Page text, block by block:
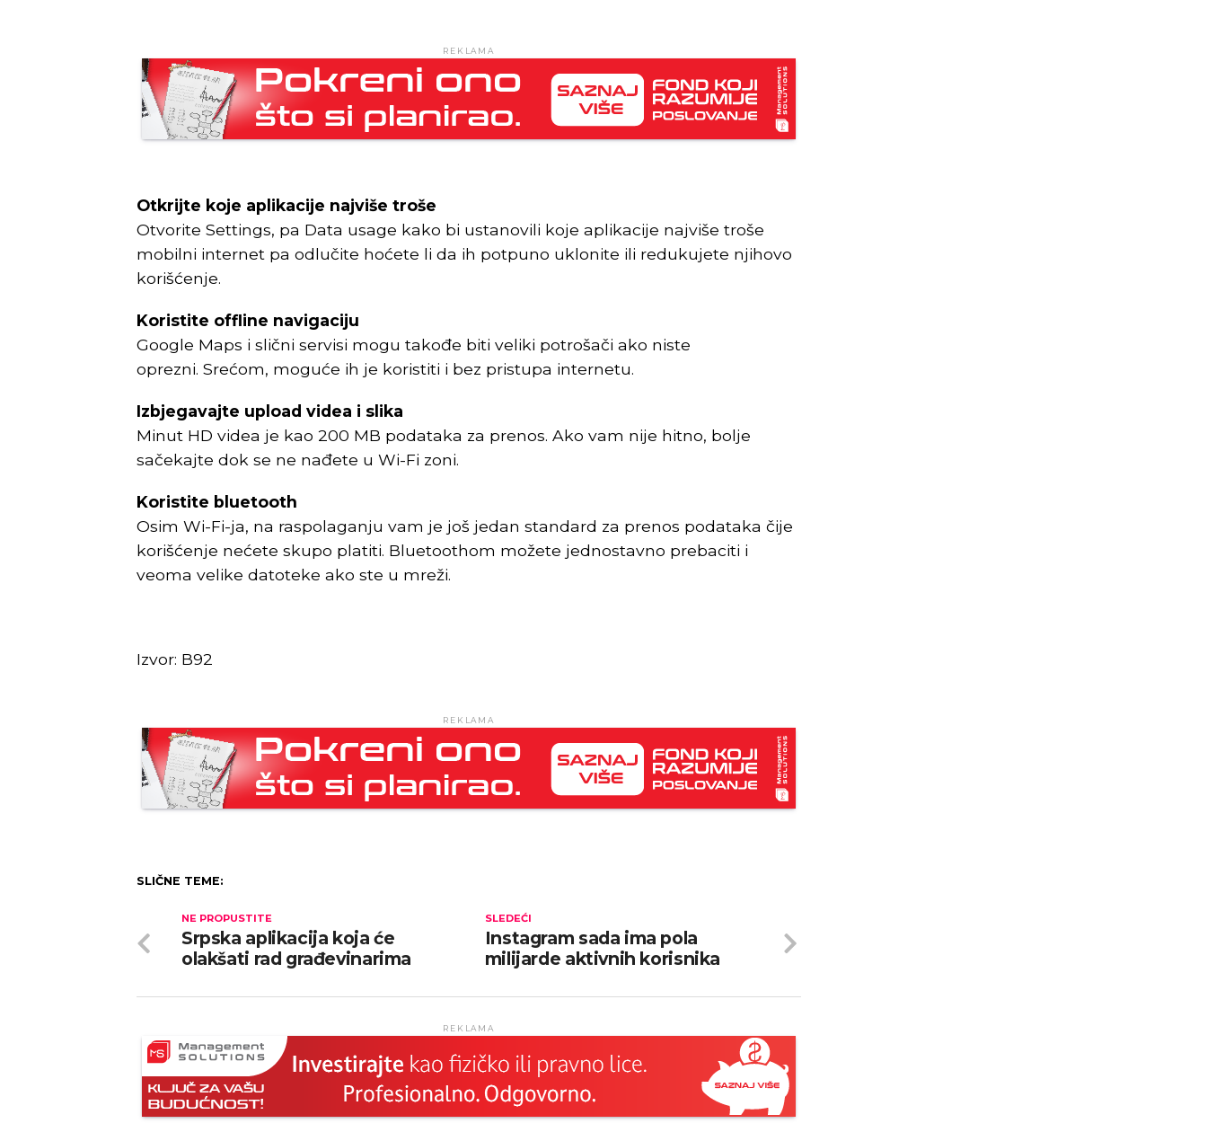
REKLAMA
Otkrijte koje aplikacije najviše troše
Otvorite Settings, pa Data usage kako bi ustanovili koje aplikacije najviše troše
mobilni internet pa odlučite hoćete li da ih potpuno uklonite ili redukujete njihovo
korišćenje.
Koristite offline navigaciju
Google Maps i slični servisi mogu takođe biti veliki potrošači ako niste
oprezni. Srećom, moguće ih je koristiti i bez pristupa internetu.
Izbjegavajte upload videa i slika
Minut HD videa je kao 200 MB podataka za prenos. Ako vam nije hitno, bolje
sačekajte dok se ne nađete u Wi-Fi zoni.
Koristite bluetooth
Osim Wi-Fi-ja, na raspolaganju vam je još jedan standard za prenos podataka čije
korišćenje nećete skupo platiti. Bluetoothom možete jednostavno prebaciti i
veoma velike datoteke ako ste u mreži.
Izvor: B92
REKLAMA
SLIČNE TEME:
SLEDEĆI
Instagram sada ima pola
milijarde aktivnih korisnika
NE PROPUSTITE
Srpska aplikacija koja će
olakšati rad građevinarima
REKLAMA